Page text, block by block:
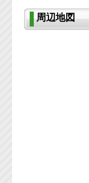
周辺地図